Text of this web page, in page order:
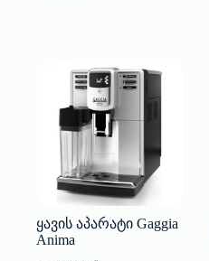
ყავის აპარატი Gaggia
Anima